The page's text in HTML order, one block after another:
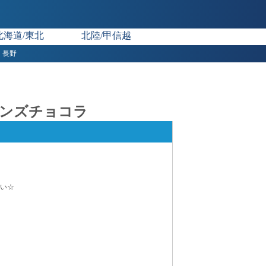
海道/東北 北陸/甲信越
長野
ズチョコラ
い☆